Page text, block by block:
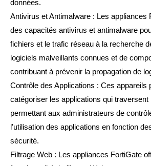
données.
Antivirus et Antimalware : Les appliances
des capacités antivirus et antimalware
fichiers et le trafic réseau à la recherche
logiciels malveillants connues et de
contribuant à prévenir la propagation de
Contrôle des Applications : Ces appareils
catégoriser les applications qui traversent
permettant aux administrateurs de
l’utilisation des applications en fonction
sécurité.
Filtrage Web : Les appliances FortiGate